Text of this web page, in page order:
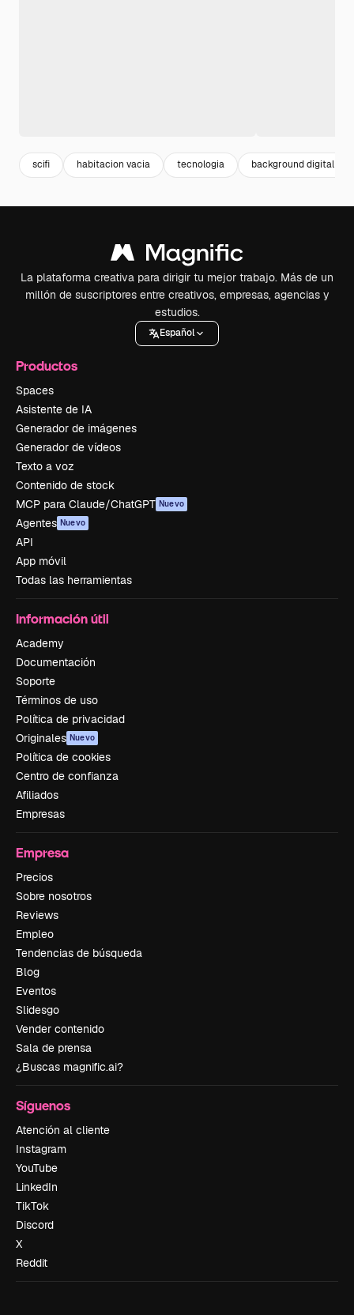
scifi habitacion vacia tecnologia background digital
La plataforma creativa para dirigir tu mejor trabajo. Más de un
millón de suscriptores entre creativos, empresas, agencias y
estudios.
Español
Productos
Spaces
Asistente de IA
Generador de imágenes
Generador de vídeos
Texto a voz
Contenido de stock
MCP para Claude/ChatGPT Nuevo
Agentes Nuevo
API
App móvil
Todas las herramientas
Información útil
Academy
Documentación
Soporte
Términos de uso
Política de privacidad
Originales Nuevo
Política de cookies
Centro de confianza
Afiliados
Empresas
Empresa
Precios
Sobre nosotros
Reviews
Empleo
Tendencias de búsqueda
Blog
Eventos
Slidesgo
Vender contenido
Sala de prensa
¿Buscas magnific.ai?
Síguenos
Atención al cliente
Instagram
YouTube
LinkedIn
TikTok
Discord
X
Reddit